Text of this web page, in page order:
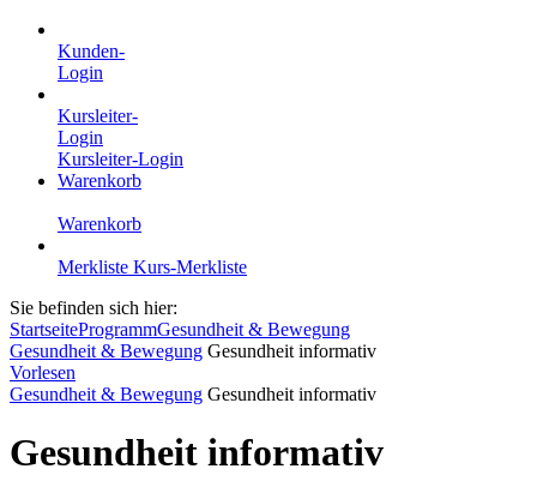
Kunden-
Login
Kursleiter-
Login
Kursleiter-Login
Warenkorb
Warenkorb
Merkliste Kurs-Merkliste
Sie befinden sich hier:
StartseiteProgrammGesundheit & Bewegung
Gesundheit & Bewegung Gesundheit informativ
Vorlesen
Gesundheit & Bewegung Gesundheit informativ
Gesundheit informativ